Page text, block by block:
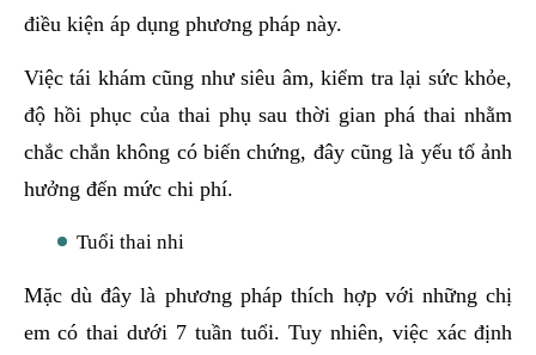
điều kiện áp dụng phương pháp này.
Việc tái khám cũng như siêu âm, kiểm tra lại sức khỏe,
độ hồi phục của thai phụ sau thời gian phá thai nhằm
chắc chắn không có biến chứng, đây cũng là yếu tố ảnh
hưởng đến mức chi phí.
Tuổi thai nhi
Mặc dù đây là phương pháp thích hợp với những chị
em có thai dưới 7 tuần tuổi. Tuy nhiên, việc xác định